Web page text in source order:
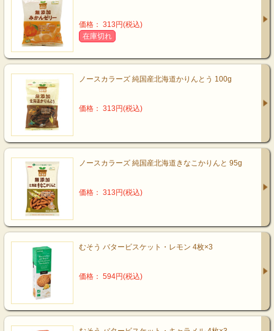
価格： 313円(税込)
在庫切れ
ノースカラーズ 純国産北海道かりんとう 100g
価格： 313円(税込)
ノースカラーズ 純国産北海道きなこかりんと 95g
価格： 313円(税込)
むそう バタービスケット・レモン 4枚×3
価格： 594円(税込)